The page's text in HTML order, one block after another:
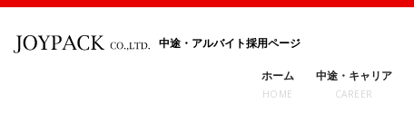
中途・アルバイト採用ページ
ホーム
HOME
中途・キャリア
CAREER